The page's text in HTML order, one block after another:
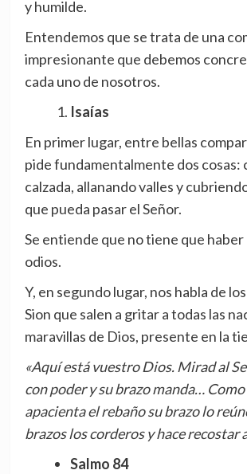
y humilde.
Entendemos que se trata de una
impresionante que debemos
cada uno de nosotros.
Isaías
En primer lugar, entre bellas
pide fundamentalmente dos cosas:
calzada, allanando valles y
que pueda pasar el Señor.
Se entiende que no tiene que
odios.
Y, en segundo lugar, nos habla de
Sion que salen a gritar a todas las
maravillas de Dios, presente en la
«Aquí está vuestro Dios. Mirad al
con poder y su brazo manda…
apacienta el rebaño su brazo lo
brazos los corderos y hace recostar
Salmo 84